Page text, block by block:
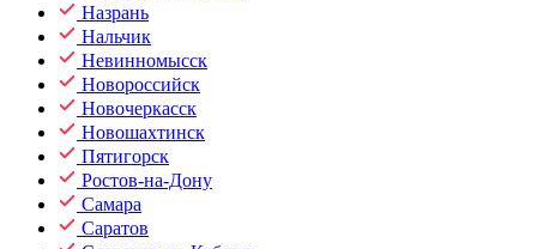
Назрань
Нальчик
Невинномысск
Новороссийск
Новочеркасск
Новошахтинск
Пятигорск
Ростов-на-Дону
Самара
Саратов